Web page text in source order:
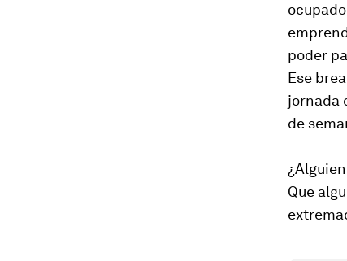
poder
Ese
jornada
de
Que